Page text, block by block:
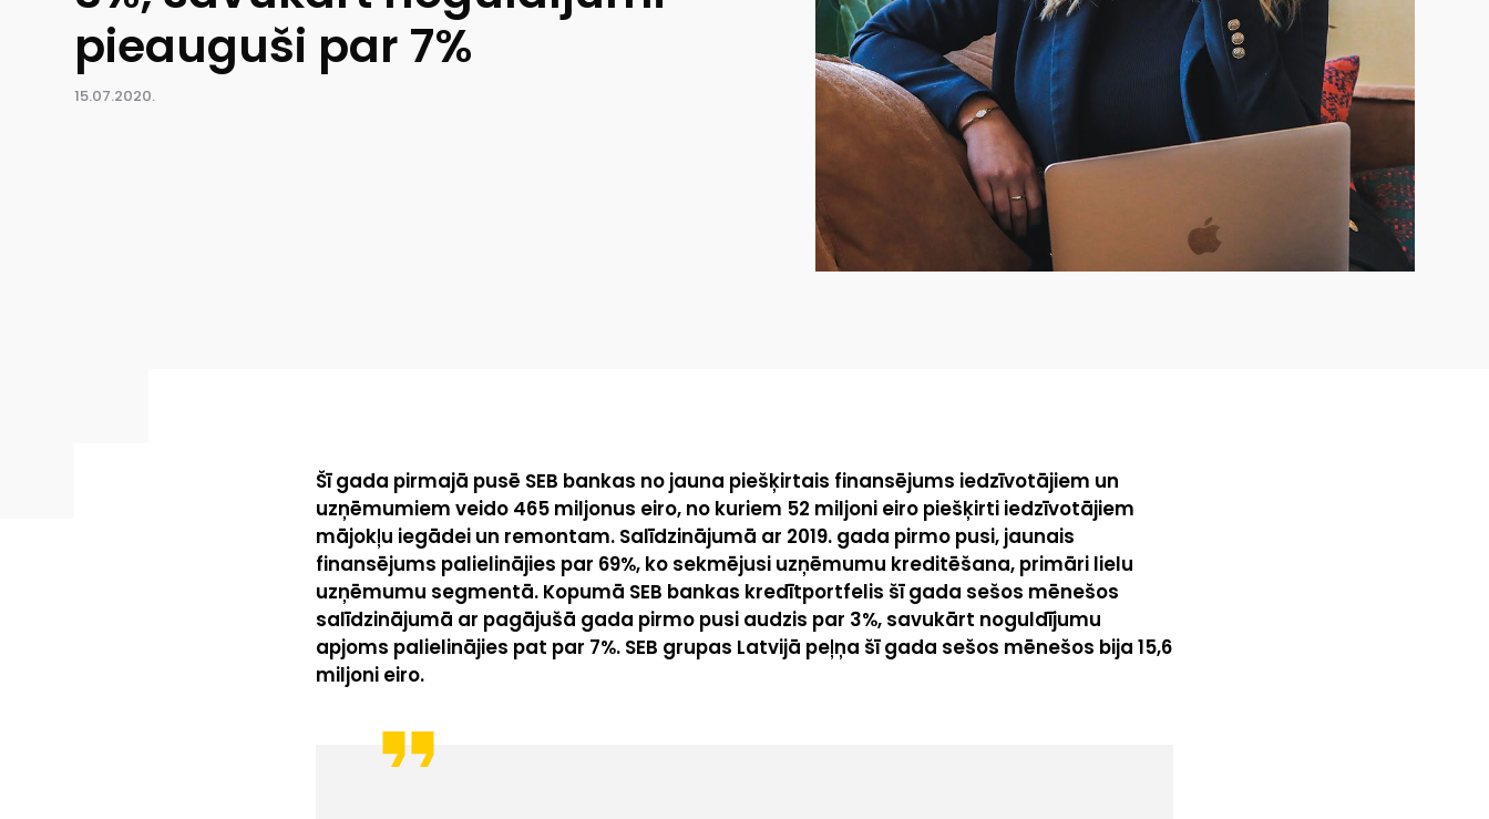
pieauguši par 7%
15.07.2020.
Šī gada pirmajā pusē SEB bankas no jauna piešķirtais finansējums iedzīvotājiem un
uzņēmumiem veido 465 miljonus eiro, no kuriem 52 miljoni eiro piešķirti iedzīvotājiem
mājokļu iegādei un remontam. Salīdzinājumā ar 2019. gada pirmo pusi, jaunais
finansējums palielinājies par 69%, ko sekmējusi uzņēmumu kreditēšana, primāri lielu
uzņēmumu segmentā. Kopumā SEB bankas kredītportfelis šī gada sešos mēnešos
salīdzinājumā ar pagājušā gada pirmo pusi audzis par 3%, savukārt noguldījumu
apjoms palielinājies pat par 7%. SEB grupas Latvijā peļņa šī gada sešos mēnešos bija 15,6
miljoni eiro.